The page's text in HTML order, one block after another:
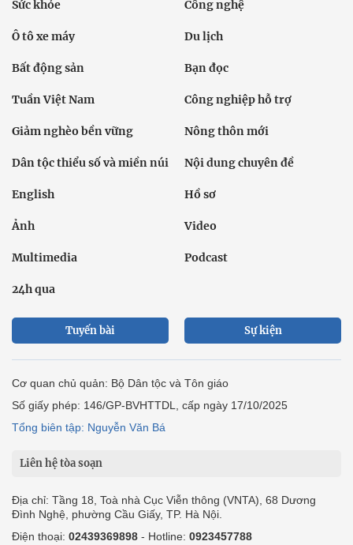
Sức khỏe Công nghệ
Ô tô xe máy Du lịch
Bất động sản Bạn đọc
Tuần Việt Nam Công nghiệp hỗ trợ
Giảm nghèo bền vững Nông thôn mới
Dân tộc thiểu số và miền núi Nội dung chuyên đề
English Hồ sơ
Ảnh Video
Multimedia Podcast
24h qua
Tuyến bài Sự kiện
Cơ quan chủ quản: Bộ Dân tộc và Tôn giáo
Số giấy phép: 146/GP-BVHTTDL, cấp ngày 17/10/2025
Tổng biên tập: Nguyễn Văn Bá
Liên hệ tòa soạn
Địa chỉ: Tầng 18, Toà nhà Cục Viễn thông (VNTA), 68 Dương
Đình Nghệ, phường Cầu Giấy, TP. Hà Nội.
Điện thoại: 02439369898 - Hotline: 0923457788